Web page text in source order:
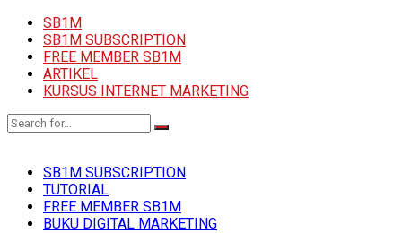
SB1M
SB1M SUBSCRIPTION
FREE MEMBER SB1M
ARTIKEL
KURSUS INTERNET MARKETING
SB1M SUBSCRIPTION
TUTORIAL
FREE MEMBER SB1M
BUKU DIGITAL MARKETING